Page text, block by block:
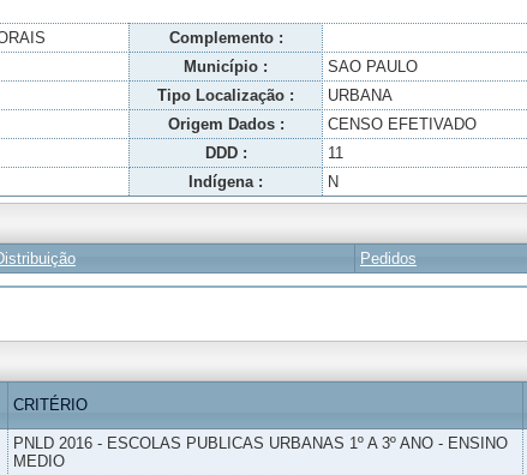
Complemento :
Município : SAO PAULO
Tipo Localização : URBANA
Origem Dados : CENSO EFETIVADO
DDD : 11
Indígena : N
Pedidos
CRITÉRIO
PNLD 2016 - ESCOLAS PUBLICAS URBANAS 1º A 3º ANO - ENSINO
MEDIO